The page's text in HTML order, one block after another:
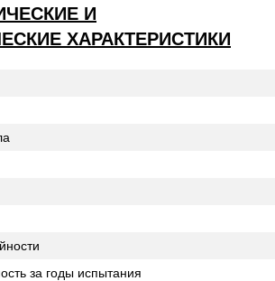
И
ХАРАКТЕРИСТИКИ
за годы испытания